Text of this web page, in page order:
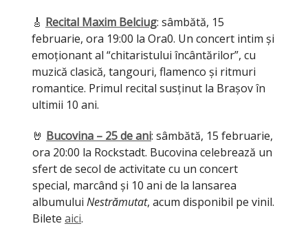
🎸 Recital Maxim Belciug: sâmbătă, 15
februarie, ora 19:00 la Ora0. Un concert intim și
emoționant al “chitaristului încântărilor”, cu
muzică clasică, tangouri, flamenco și ritmuri
romantice. Primul recital susținut la Brașov în
ultimii 10 ani.
🤘 Bucovina – 25 de ani: sâmbătă, 15 februarie,
ora 20:00 la Rockstadt. Bucovina celebrează un
sfert de secol de activitate cu un concert
special, marcând și 10 ani de la lansarea
albumului Nestrămutat, acum disponibil pe vinil.
Bilete aici.